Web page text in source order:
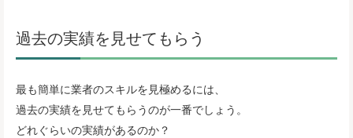
過去の実績を見せてもらう
最も簡単に業者のスキルを見極めるには、
過去の実績を見せてもらうのが一番でしょう。
どれぐらいの実績があるのか？